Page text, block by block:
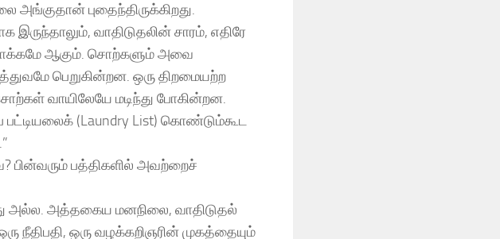
அங்குதான் புதைந்திருக்கிறது.
வாதிடுதலின் சாரம், எதிரே
தாக்கமே ஆகும். சொற்களும் அவை
பெறுகின்றன. ஒரு திறமையற்ற
வாயிலேயே மடிந்து போகின்றன.
(Laundry List) கொண்டும்கூட
பின்வரும் பத்திகளில் அவற்றைச்
அல்ல. அத்தகைய மனநிலை, வாதிடுதல்
நீதிபதி, ஒரு வழக்கறிஞரின் முகத்தையும்